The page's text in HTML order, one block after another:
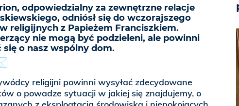
odpowiedzialny za zewnętrzne relacje
odniósł się do wczorajszego
religijnych z Papieżem Franciszkiem.
nie mogą być podzieleni, ale powinni
o nasz wspólny dom.
religijni powinni wysyłać zdecydowane
o powadze sytuacji w jakiej się znajdujemy, o